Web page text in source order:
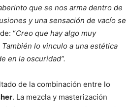
que se nos arma dentro de
y una sensación de vacío se
“Creo que hay algo muy
lo vinculo a una estética
en la oscuridad”.
de la combinación entre lo
. La mezcla y masterización